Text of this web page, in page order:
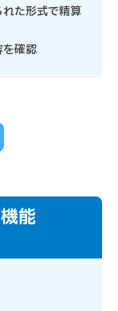
た形式で精算
確認
能